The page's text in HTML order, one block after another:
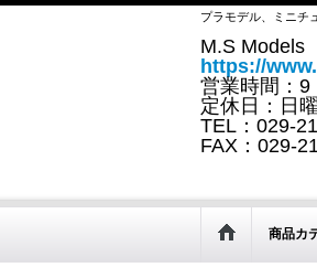
プラモデル、ミニチ
M.S
https://
営業時間：9
定休日：日
TEL：029-
FAX：029-
商品カ